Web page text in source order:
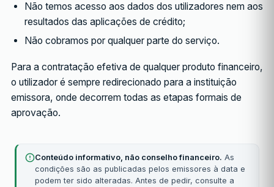
Não temos acesso aos dados dos utilizadores nem aos
resultados das aplicações de crédito;
Não cobramos por qualquer parte do serviço.
Para a contratação efetiva de qualquer produto financeiro,
o utilizador é sempre redirecionado para a instituição
emissora, onde decorrem todas as etapas formais de
aprovação.
Conteúdo informativo, não conselho financeiro. As
condições são as publicadas pelos emissores à data e
podem ter sido alteradas. Antes de pedir, consulte a